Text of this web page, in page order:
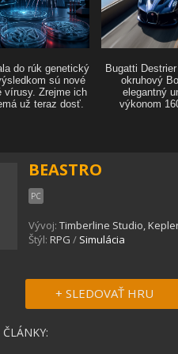
BEASTRO
PC
Vývoj: Timberline Studio,
Štýl: RPG / Simulácia
+ SLEDOVAŤ HRU
ČLÁNKY: